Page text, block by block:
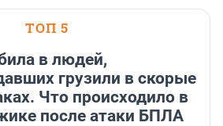
ТОП 5
в людей,
грузили в скорые
Что происходило в
после атаки БПЛА